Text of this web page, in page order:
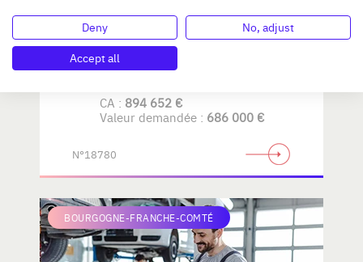
AMENAGEMENT de LA
MAISON
CA : 894 652 €
Valeur demandée : 686 000 €
N°18780
BOURGOGNE-FRANCHE-COMTÉ
Deny
No, adjust
Accept all